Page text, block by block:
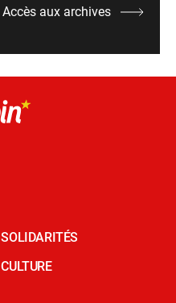
Accès aux archives
SOLIDARITÉS
CULTURE